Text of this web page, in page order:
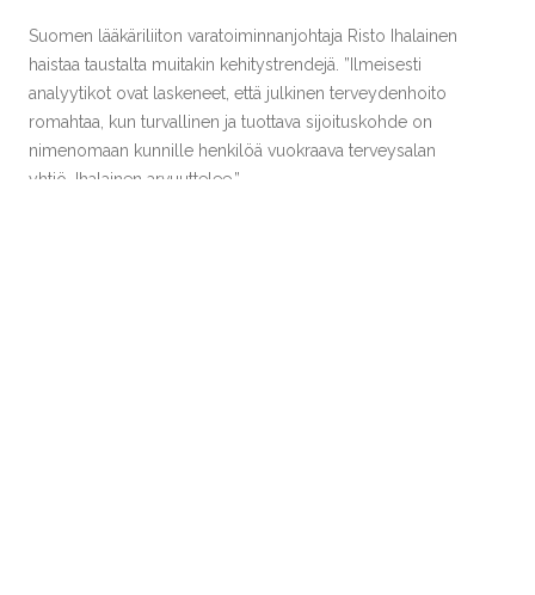
Suomen lääkäriliiton varatoiminnanjohtaja Risto Ihalainen
haistaa taustalta muitakin kehitystrendejä. ”Ilmeisesti
analyytikot ovat laskeneet, että julkinen terveydenhoito
romahtaa, kun turvallinen ja tuottava sijoituskohde on
nimenomaan kunnille henkilöä vuokraava terveysalan
yhtiö, Ihalainen arvuuttelee.”